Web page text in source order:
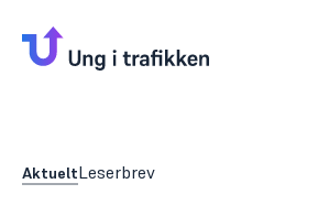
AktueltLeserbrev